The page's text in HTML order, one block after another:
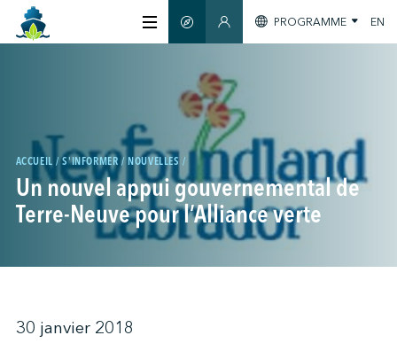
CERTIFICATION
MEMBRES
GREENTECH
S'INFORMER
GUIDE INTELLIGENT
SECTION MEMBRES
PROGRAMME EN
ACCUEIL S'INFORMER NOUVELLES
Un nouvel appui gouvernemental de
Terre-Neuve pour l’Alliance verte
30 janvier 2018